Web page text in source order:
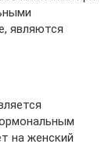
являются
на женский